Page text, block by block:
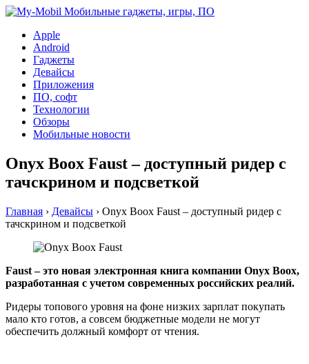
Apple
Android
Гаджеты
Девайсы
Приложения
ПО, софт
Технологии
Обзоры
Мобильные новости
Onyx Boox Faust – доступный ридер с
тачскрином и подсветкой
Главная › Девайсы › Onyx Boox Faust – доступный ридер с
тачскрином и подсветкой
Faust – это новая электронная книга компании Onyx Boox,
разработанная с учетом современных российских реалий.
Ридеры топового уровня на фоне низких зарплат покупать
мало кто готов, а совсем бюджетные модели не могут
обеспечить должный комфорт от чтения.